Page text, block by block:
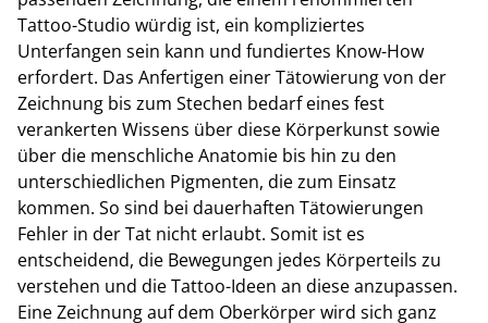
Tattoo-Studio würdig ist, ein kompliziertes
Unterfangen sein kann und fundiertes Know-How
erfordert. Das Anfertigen einer Tätowierung von der
Zeichnung bis zum Stechen bedarf eines fest
verankerten Wissens über diese Körperkunst sowie
über die menschliche Anatomie bis hin zu den
unterschiedlichen Pigmenten, die zum Einsatz
kommen. So sind bei dauerhaften Tätowierungen
Fehler in der Tat nicht erlaubt. Somit ist es
entscheidend, die Bewegungen jedes Körperteils zu
verstehen und die Tattoo-Ideen an diese anzupassen.
Eine Zeichnung auf dem Oberkörper wird sich ganz